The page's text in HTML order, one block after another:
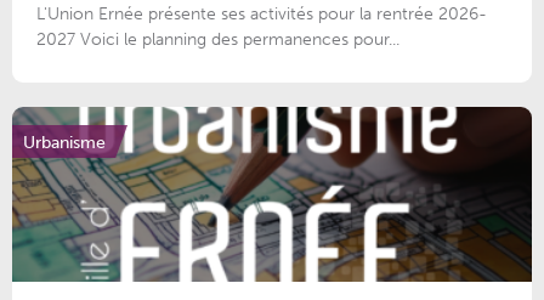
L'Union Ernée présente ses activités pour la rentrée 2026-
2027 Voici le planning des permanences pour...
Urbanisme